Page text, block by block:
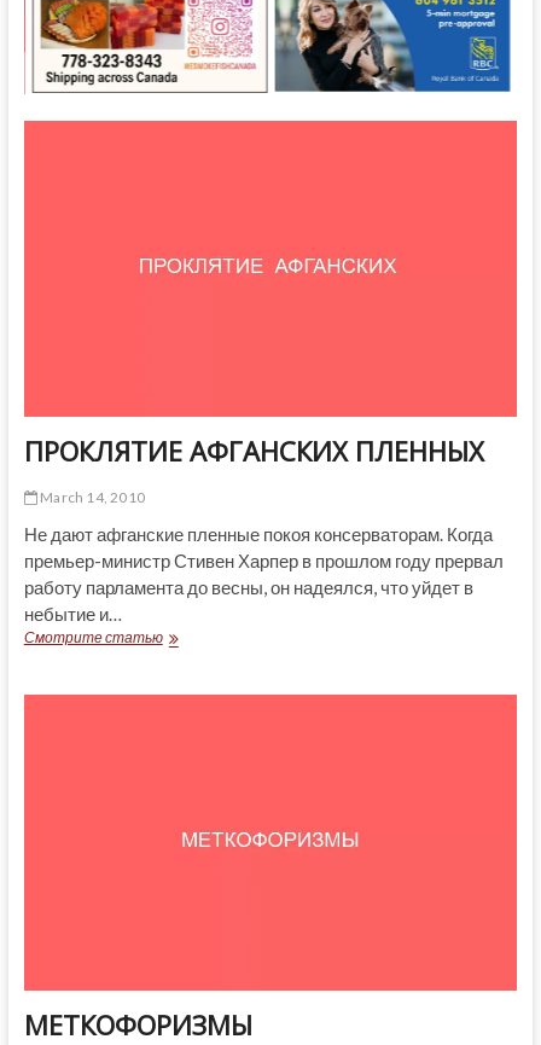
ПРОКЛЯТИЕ АФГАНСКИХ ПЛЕННЫХ
March 14, 2010
Не дают афганские пленные покоя консерваторам. Когда
премьер-министр Стивен Харпер в прошлом году прервал
работу парламента до весны, он надеялся, что уйдет в
небытие и…
Смотрите статьюПРОКЛЯТИЕ
МЕТКОФОРИЗМЫ